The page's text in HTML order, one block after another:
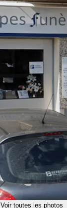
Voir toutes les photos